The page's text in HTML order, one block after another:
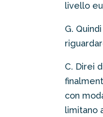
livello
G.
C. Direi
con
limitano